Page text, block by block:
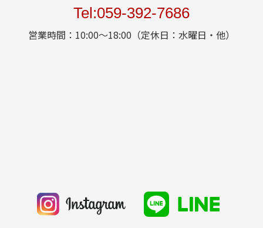
Tel:059-392-7686
営業時間：10:00～18:00（定休日：水曜日・他）